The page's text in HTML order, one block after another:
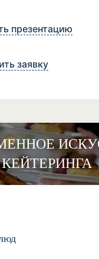
презентацию
заявку
КЕЙТЕРИНГА